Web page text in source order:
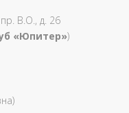
В.О., д. 26
«Юпитер»)